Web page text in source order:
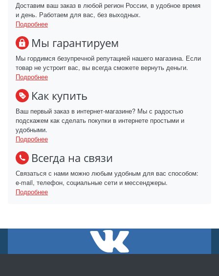
Доставим ваш заказ в любой регион России, в удобное время
и день. Работаем для вас, без выходных.
Подробнее
Мы гарантируем
Мы гордимся безупречной репутацией нашего магазина. Если
товар не устроит вас, вы всегда сможете вернуть деньги.
Подробнее
Как купить
Ваш первый заказ в интернет-магазине? Мы с радостью
подскажем как сделать покупки в интернете простыми и
удобными.
Подробнее
Всегда на связи
Связаться с нами можно любым удобным для вас способом:
e-mail, телефон, социальные сети и мессенджеры.
Подробнее